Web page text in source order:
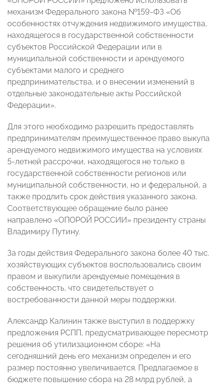
механизм Федерального закона №159-ФЗ «Об
особенностях отчуждения недвижимого имущества,
находящегося в государственной собственности
субъектов Российской Федерации или в
муниципальной собственности и арендуемого
субъектами малого и среднего
предпринимательства, и о внесении изменений в
отдельные законодательные акты Российской
Федерации».
Для этого необходимо разрешить предоставлять
предпринимателям преимущественное право выкупа
арендуемого недвижимого имущества на условиях
5-летней рассрочки, находящегося не только в
государственной собственности регионов или
муниципальной собственности, но и федеральной, а
также продлить срок действия указанного закона.
Соответствующее обращение было ранее
направлено «ОПОРОЙ РОССИИ» президенту страны
Владимиру Путину.
За годы действия Федерального закона более 40 тыс.
хозяйствующих субъектов воспользовались своим
правом и выкупили арендуемые помещения в
собственность, что свидетельствует о
востребованности данной меры поддержки.
Александр Калинин также выступил в поддержку
предложения РСПП, предусматривающее пересмотр
решения об утилизационном сборе: «На
сегодняшний день его механизм определен и его
размер постоянно увеличивается. Предлагаемое в
бюджете повышение сбора на 28 млрд рублей, а